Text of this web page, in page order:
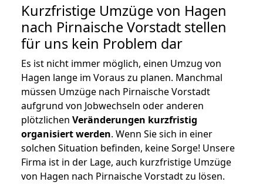
Kurzfristige Umzüge von Hagen
nach Pirnaische Vorstadt stellen
für uns kein Problem dar
Es ist nicht immer möglich, einen Umzug von
Hagen lange im Voraus zu planen. Manchmal
müssen Umzüge nach Pirnaische Vorstadt
aufgrund von Jobwechseln oder anderen
plötzlichen Veränderungen kurzfristig
organisiert werden. Wenn Sie sich in einer
solchen Situation befinden, keine Sorge! Unsere
Firma ist in der Lage, auch kurzfristige Umzüge
von Hagen nach Pirnaische Vorstadt zu lösen.